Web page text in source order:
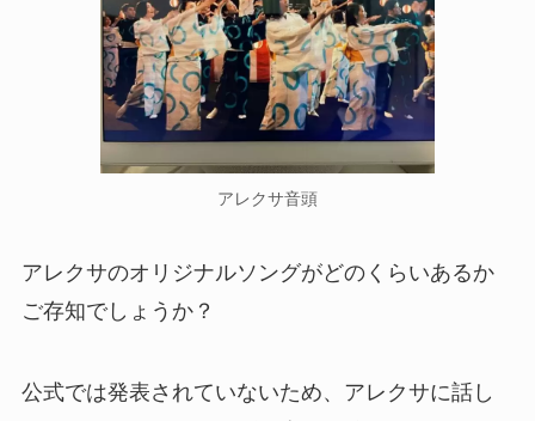
アレクサ音頭
アレクサのオリジナルソングがどのくらいあるか
ご存知でしょうか？
公式では発表されていないため、アレクサに話し